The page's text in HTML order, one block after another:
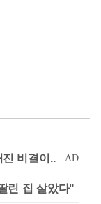
린 집 살았다"